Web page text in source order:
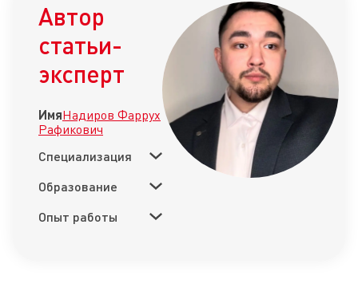
Автор
статьи-
эксперт
ИмяНадиров Фаррух
Рафикович
Специализация
Образование
Опыт работы